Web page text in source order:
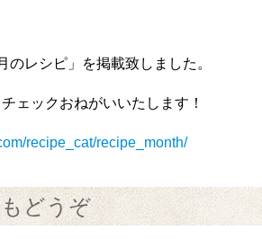
のレシピ」を掲載致しました。
ェックおねがいいたします！
recipe_cat/recipe_month/
どうぞ